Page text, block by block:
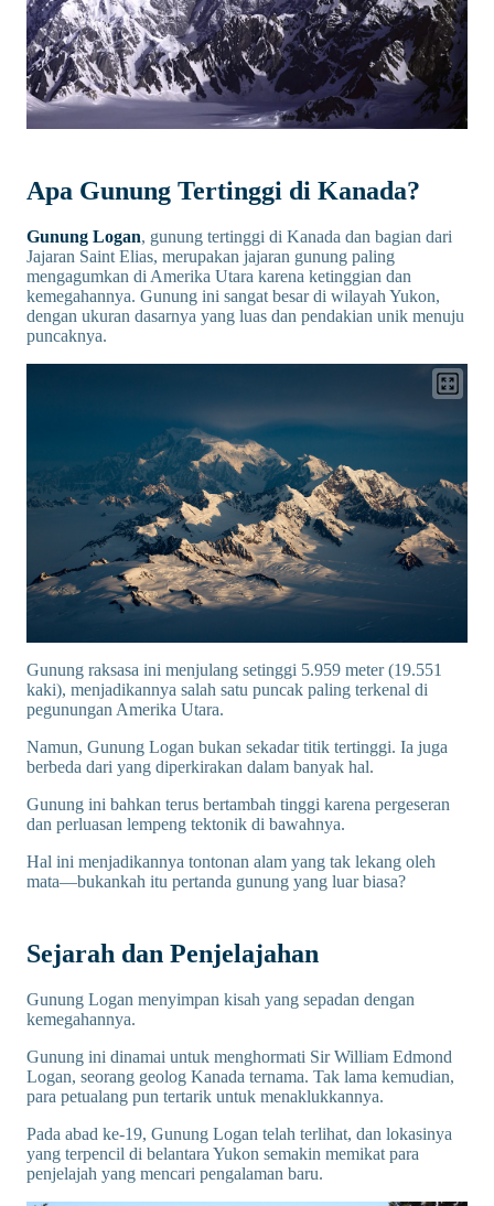
Apa Gunung Tertinggi di Kanada?
Gunung Logan, gunung tertinggi di Kanada dan bagian dari
Jajaran Saint Elias, merupakan jajaran gunung paling
mengagumkan di Amerika Utara karena ketinggian dan
kemegahannya. Gunung ini sangat besar di wilayah Yukon,
dengan ukuran dasarnya yang luas dan pendakian unik menuju
puncaknya.
Gunung raksasa ini menjulang setinggi 5.959 meter (19.551
kaki), menjadikannya salah satu puncak paling terkenal di
pegunungan Amerika Utara.
Namun, Gunung Logan bukan sekadar titik tertinggi. Ia juga
berbeda dari yang diperkirakan dalam banyak hal.
Gunung ini bahkan terus bertambah tinggi karena pergeseran
dan perluasan lempeng tektonik di bawahnya.
Hal ini menjadikannya tontonan alam yang tak lekang oleh
mata—bukankah itu pertanda gunung yang luar biasa?
Sejarah dan Penjelajahan
Gunung Logan menyimpan kisah yang sepadan dengan
kemegahannya.
Gunung ini dinamai untuk menghormati Sir William Edmond
Logan, seorang geolog Kanada ternama. Tak lama kemudian,
para petualang pun tertarik untuk menaklukkannya.
Pada abad ke-19, Gunung Logan telah terlihat, dan lokasinya
yang terpencil di belantara Yukon semakin memikat para
penjelajah yang mencari pengalaman baru.